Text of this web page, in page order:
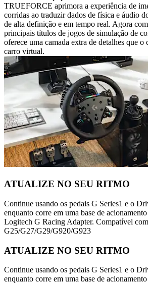
TRUEFORCE aprimora a experiência de
corridas ao traduzir dados de física e áudio
de alta definição e em tempo real. Agora
principais títulos de jogos de simulação de
oferece uma camada extra de detalhes que o
carro virtual.
ATUALIZE NO SEU RITMO
Continue usando os pedais G Series1 e o
enquanto corre em uma base de
Logitech G Racing Adapter. Compatível
G25/G27/G29/G920/G923
ATUALIZE NO SEU RITMO
Continue usando os pedais G Series1 e o
enquanto corre em uma base de